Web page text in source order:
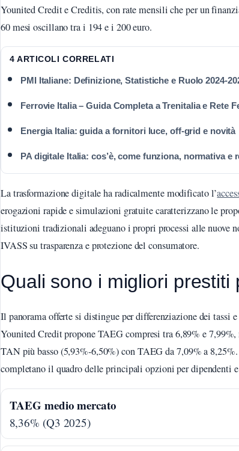
Younited Credit e Creditis, con rate mensili che per un
60 mesi oscillano tra i 194 e i 200 euro.
4 ARTICOLI CORRELATI
PMI Italiane: Definizione, Statistiche e Ruolo 2024-
Ferrovie Italia – Guida Completa a Trenitalia e Rete
Energia Italia: guida a fornitori luce, off-grid e novità
PA digitale Italia: cos’è, come funziona, normativa e
La trasformazione digitale ha radicalmente modificato l’
erogazioni rapide e simulazioni gratuite caratterizzano le
istituzioni tradizionali adeguano i propri processi alle nuove
IVASS su trasparenza e protezione del consumatore.
Quali sono i migliori
Il panorama offerte si distingue per differenziazione dei tassi e
Younited Credit propone TAEG compresi tra 6,89% e
TAN più basso (5,93%-6,50%) con TAEG da 7,09% a
completano il quadro delle principali opzioni per dipendenti
TAEG medio mercato
8,36% (Q3 2025)